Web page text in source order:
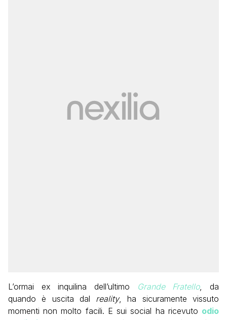
L’ormai ex inquilina dell’ultimo Grande Fratello, da
quando è uscita dal reality, ha sicuramente vissuto
momenti non molto facili. E sui social ha ricevuto odio